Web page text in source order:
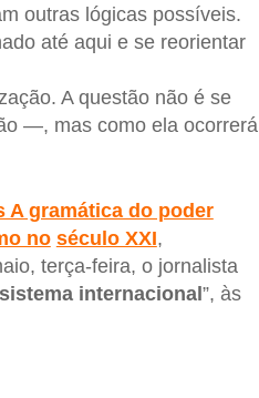
outras lógicas possíveis.
até aqui e se reorientar
A questão não é se
—, mas como ela ocorrerá
A gramática do poder
no século XXI,
terça-feira, o jornalista
internacional ”, às